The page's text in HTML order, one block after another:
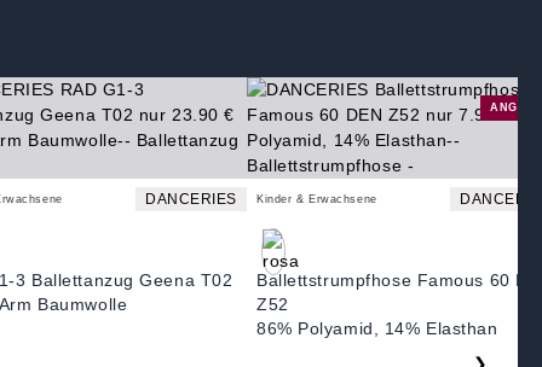
DANCERIES
3 Ballettanzug Geena T02
Baumwolle
Kinder & Erwachsene
Ballettstrumpfhose Famous 60
Z52
86% Polyamid, 14% Elasthan
❯